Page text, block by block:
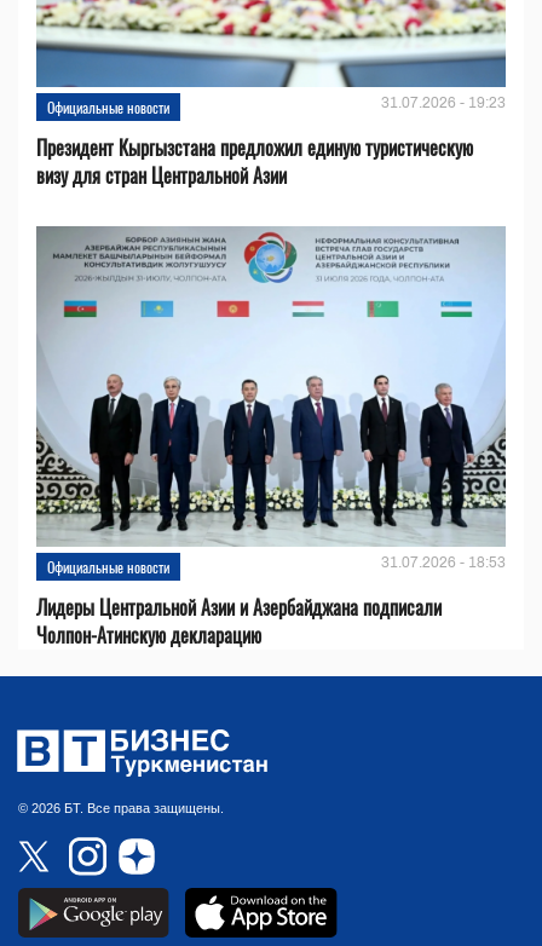
Официальные новости 31.07.2026 - 19:23
Президент Кыргызстана предложил единую туристическую
визу для стран Центральной Азии
Официальные новости 31.07.2026 - 18:53
Лидеры Центральной Азии и Азербайджана подписали
Чолпон-Атинскую декларацию
© 2026 БТ. Все права защищены.